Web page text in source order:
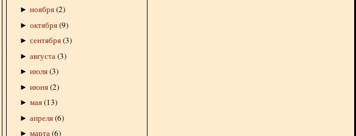
► ноября(2)
► октября(9)
► сентября(3)
► августа (3)
► июля(3)
► июня(2)
► мая(13)
► апреля(6)
► марта(6)